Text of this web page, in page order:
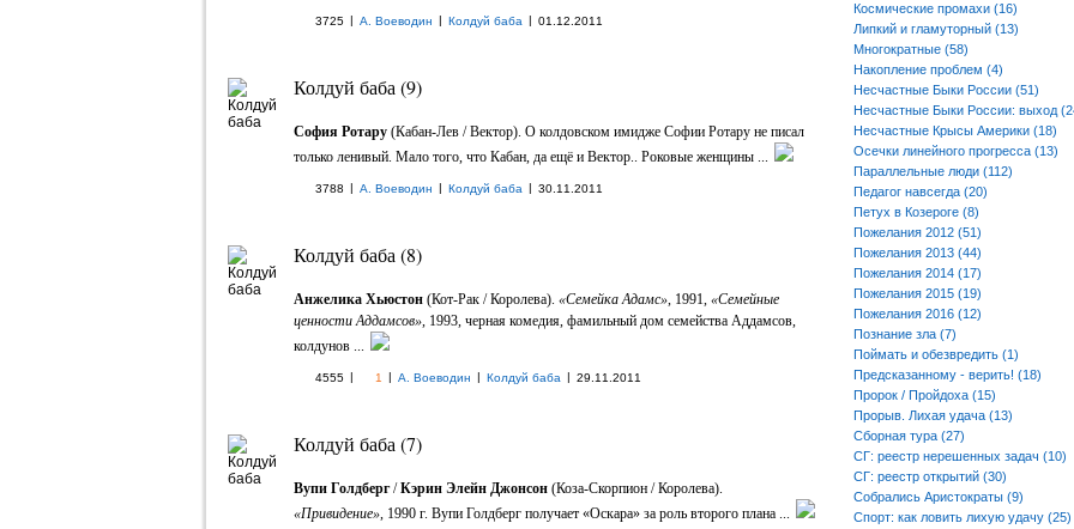
3725 | А. Воеводин | Колдуй баба | 01.12.2011
Колдуй баба (9)
София Ротару (Кабан-Лев / Вектор). О колдовском имидже Софии Ротару не писал
только ленивый. Мало того, что Кабан, да ещё и Вектор.. Роковые женщины ...
3788 | А. Воеводин | Колдуй баба | 30.11.2011
Колдуй баба (8)
Анжелика Хьюстон (Кот-Рак / Королева). «Семейка Адамс», 1991, «Семейные
ценности Аддамсов», 1993, черная комедия, фамильный дом семейства Аддамсов,
колдунов ...
4555 | 1 | А. Воеводин | Колдуй баба | 29.11.2011
Колдуй баба (7)
Вупи Голдберг/Кэрин Элейн Джонсон (Коза-Скорпион / Королева).
«Привидение», 1990 г. Вупи Голдберг получает «Оскара» за роль второго плана ...
Космические промахи (16)
Липкий и гламуторный (13)
Многократные (58)
Накопление проблем (4)
Несчастные Быки России (51)
Несчастные Быки России: выход
Несчастные Крысы Америки (18)
Осечки линейного прогресса (13)
Параллельные люди (112)
Педагог навсегда (20)
Петух в Козероге (8)
Пожелания 2012 (51)
Пожелания 2013 (44)
Пожелания 2014 (17)
Пожелания 2015 (19)
Пожелания 2016 (12)
Познание зла (7)
Поймать и обезвредить (1)
Предсказанному - верить! (18)
Пророк / Пройдоха (15)
Прорыв. Лихая удача (13)
Сборная тура (27)
СГ: реестр нерешенных задач (10)
СГ: реестр открытий (30)
Собрались Аристократы (9)
Спорт: как ловить лихую удачу (25)